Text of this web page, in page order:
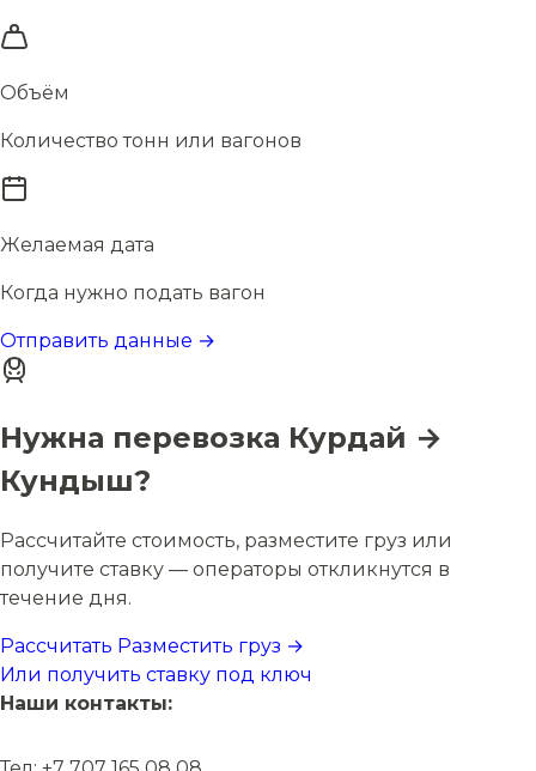
Объём
Количество тонн или вагонов
Желаемая дата
Когда нужно подать вагон
Отправить данные →
Нужна перевозка Курдай →
Кундыш?
Рассчитайте стоимость, разместите груз или
получите ставку — операторы откликнутся в
течение дня.
Рассчитать Разместить груз →
Или получить ставку под ключ
Наши контакты: